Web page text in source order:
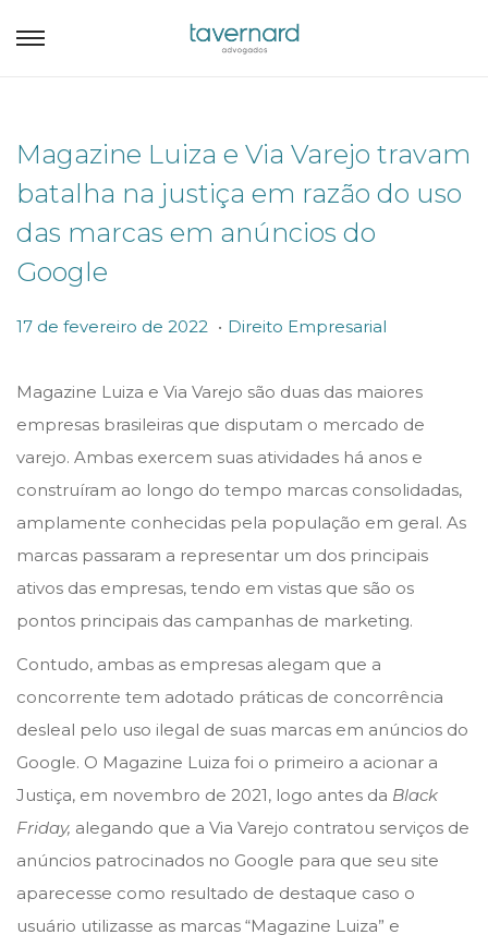
Magazine Luiza e Via Varejo travam
batalha na justiça em razão do uso
das marcas em anúncios do
Google
P
s
t
e
d
o
n
17 de fevereiro de 2022
d
e
e
v
e
r
e
. P
s
t
e
d
n
Direito Empresarial
Magazine Luiza e Via Varejo são duas das maiores
empresas brasileiras que disputam o mercado de
varejo. Ambas exercem suas atividades há anos e
construíram ao longo do tempo marcas consolidadas,
amplamente conhecidas pela população em geral. As
marcas passaram a representar um dos principais
ativos das empresas, tendo em vistas que são os
pontos principais das campanhas de marketing.
Contudo, ambas as empresas alegam que a
concorrente tem adotado práticas de concorrência
desleal pelo uso ilegal de suas marcas em anúncios do
Google. O Magazine Luiza foi o primeiro a acionar a
Justiça, em novembro de 2021, logo antes da Black
Friday, alegando que a Via Varejo contratou serviços de
anúncios patrocinados no Google para que seu site
aparecesse como resultado de destaque caso o
usuário utilizasse as marcas “Magazine Luiza” e